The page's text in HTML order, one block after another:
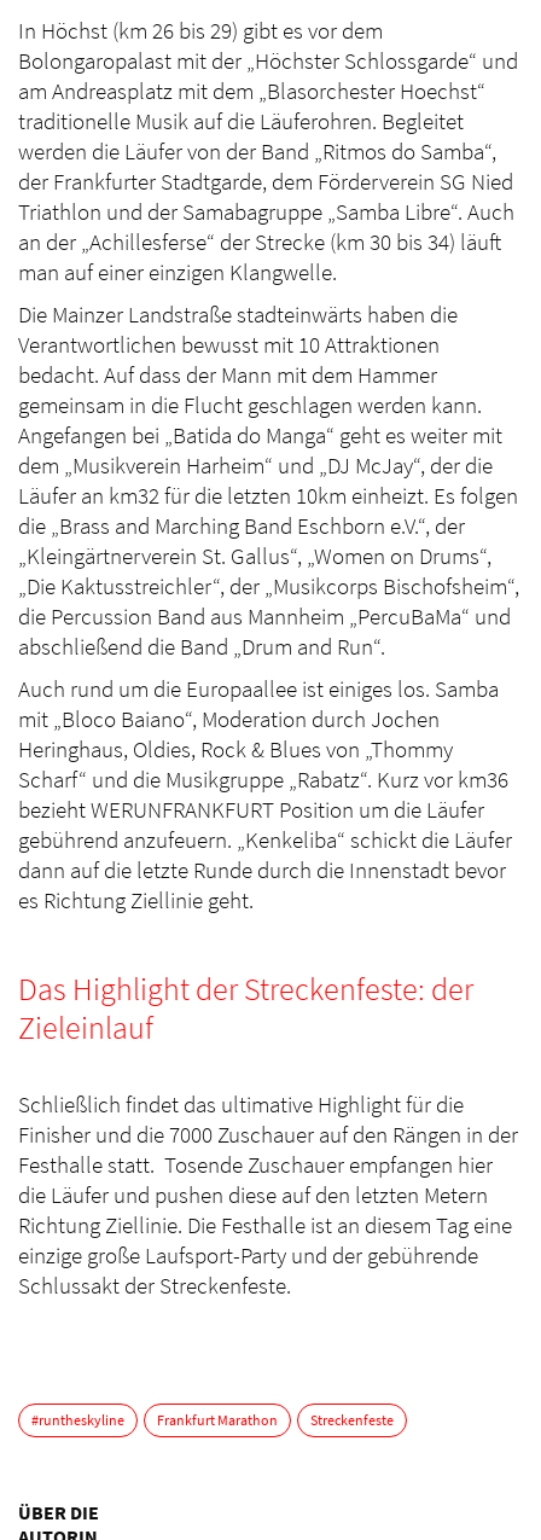
In Höchst (km 26 bis 29) gibt es vor dem
Bolongaropalast mit der „Höchster Schlossgarde“ und
am Andreasplatz mit dem „Blasorchester Hoechst“
traditionelle Musik auf die Läuferohren. Begleitet
werden die Läufer von der Band „Ritmos do Samba“,
der Frankfurter Stadtgarde, dem Förderverein SG Nied
Triathlon und der Samabagruppe „Samba Libre“. Auch
an der „Achillesferse“ der Strecke (km 30 bis 34) läuft
man auf einer einzigen Klangwelle.
Die Mainzer Landstraße stadteinwärts haben die
Verantwortlichen bewusst mit 10 Attraktionen
bedacht. Auf dass der Mann mit dem Hammer
gemeinsam in die Flucht geschlagen werden kann.
Angefangen bei „Batida do Manga“ geht es weiter mit
dem „Musikverein Harheim“ und „DJ McJay“, der die
Läufer an km32 für die letzten 10km einheizt. Es folgen
die „Brass and Marching Band Eschborn e.V.“, der
„Kleingärtnerverein St. Gallus“, „Women on Drums“,
„Die Kaktusstreichler“, der „Musikcorps Bischofsheim“,
die Percussion Band aus Mannheim „PercuBaMa“ und
abschließend die Band „Drum and Run“.
Auch rund um die Europaallee ist einiges los. Samba
mit „Bloco Baiano“, Moderation durch Jochen
Heringhaus, Oldies, Rock & Blues von „Thommy
Scharf“ und die Musikgruppe „Rabatz“. Kurz vor km36
bezieht WERUNFRANKFURT Position um die Läufer
gebührend anzufeuern. „Kenkeliba“ schickt die Läufer
dann auf die letzte Runde durch die Innenstadt bevor
es Richtung Ziellinie geht.
Das Highlight der Streckenfeste: der
Zieleinlauf
Schließlich findet das ultimative Highlight für die
Finisher und die 7000 Zuschauer auf den Rängen in der
Festhalle statt. Tosende Zuschauer empfangen hier
die Läufer und pushen diese auf den letzten Metern
Richtung Ziellinie. Die Festhalle ist an diesem Tag eine
einzige große Laufsport-Party und der gebührende
Schlussakt der Streckenfeste.
#runtheskyline Frankfurt Marathon Streckenfeste
ÜBER DIE